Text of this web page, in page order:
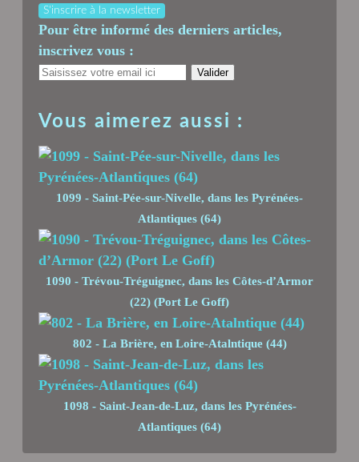
S'inscrire à la newsletter
Pour être informé des derniers articles,
inscrivez vous :
Vous aimerez aussi :
1099 - Saint-Pée-sur-Nivelle, dans les Pyrénées-
Atlantiques (64)
1090 - Trévou-Tréguignec, dans les Côtes-d’Armor
(22) (Port Le Goff)
802 - La Brière, en Loire-Atalntique (44)
1098 - Saint-Jean-de-Luz, dans les Pyrénées-
Atlantiques (64)